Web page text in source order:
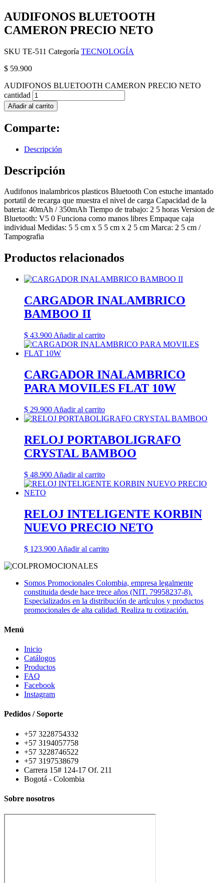
AUDIFONOS BLUETOOTH
CAMERON PRECIO NETO
SKU TE-511 Categoría TECNOLOGÍA
$ 59.900
AUDIFONOS BLUETOOTH CAMERON PRECIO NETO
cantidad
Añadir al carrito
Comparte:
Descripción
Descripción
Audifonos inalambricos plasticos Bluetooth Con estuche imantado
portatil de recarga que muestra el nivel de carga Capacidad de la
bateria: 40mAh / 350mAh Tiempo de trabajo: 2 5 horas Version de
Bluetooth: V5 0 Funciona como manos libres Empaque caja
individual Medidas: 5 5 cm x 5 5 cm x 2 5 cm Marca: 2 5 cm /
Tampografia
Productos relacionados
CARGADOR INALAMBRICO
BAMBOO II
$ 43.900 Añadir al carrito
CARGADOR INALAMBRICO
PARA MOVILES FLAT 10W
$ 29.900 Añadir al carrito
RELOJ PORTABOLIGRAFO
CRYSTAL BAMBOO
$ 48.900 Añadir al carrito
RELOJ INTELIGENTE KORBIN
NUEVO PRECIO NETO
$ 123.900 Añadir al carrito
Somos Promocionales Colombia, empresa legalmente
constituida desde hace trece años (NIT. 79958237-8).
Especializados en la distribución de artículos y productos
promocionales de alta calidad. Realiza tu cotización.
Menú
Inicio
Catálogos
Productos
FAQ
Facebook
Instagram
Pedidos / Soporte
+57 3228754332
+57 3194057758
+57 3228746522
+57 3197538679
Carrera 15# 124-17 Of. 211
Bogotá - Colombia
Sobre nosotros